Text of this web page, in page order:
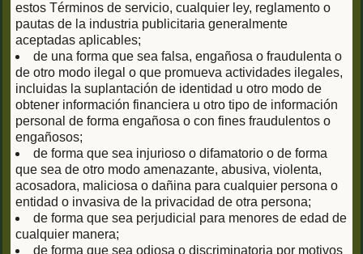
estos Términos de servicio, cualquier ley, reglamento o
pautas de la industria publicitaria generalmente
aceptadas aplicables;
de una forma que sea falsa, engañosa o fraudulenta o
de otro modo ilegal o que promueva actividades ilegales,
incluidas la suplantación de identidad u otro modo de
obtener información financiera u otro tipo de información
personal de forma engañosa o con fines fraudulentos o
engañosos;
de forma que sea injurioso o difamatorio o de forma
que sea de otro modo amenazante, abusiva, violenta,
acosadora, maliciosa o dañina para cualquier persona o
entidad o invasiva de la privacidad de otra persona;
de forma que sea perjudicial para menores de edad de
cualquier manera;
de forma que sea odiosa o discriminatoria por motivos